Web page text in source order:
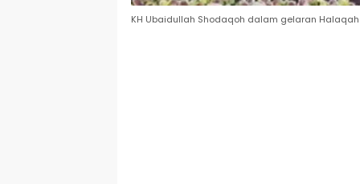
KH Ubaidullah Shodaqoh dalam gelaran